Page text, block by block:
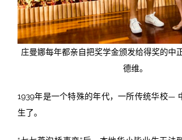
庄曼娜每年都亲自把奖学金颁发给得奖的中
德维。
1939年是一个特殊的年代，一所传统华校—
生了。